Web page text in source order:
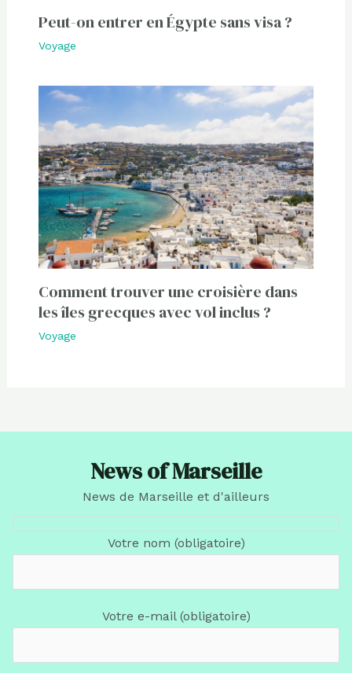
Peut-on entrer en Égypte sans visa ?
Voyage
Comment trouver une croisière dans
les îles grecques avec vol inclus ?
Voyage
News of Marseille
News de Marseille et d'ailleurs
Votre nom (obligatoire)
Votre e-mail (obligatoire)